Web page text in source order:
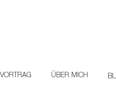
VORTRAG ÜBER MICH